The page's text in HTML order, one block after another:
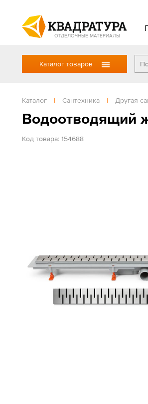
ОТДЕЛОЧНЫЕ МАТЕРИАЛЫ
Каталог товаров
Каталог | Сантехника | Другая
Водоотводящий
Код товара: 154688